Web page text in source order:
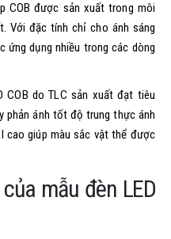
COB được sản xuất trong môi
Với đặc tính chỉ cho ánh sáng
ứng dụng nhiều trong các dòng
COB do TLC sản xuất đạt tiêu
phản ánh tốt độ trung thực ánh
cao giúp màu sắc vật thể được
mẫu đèn LED